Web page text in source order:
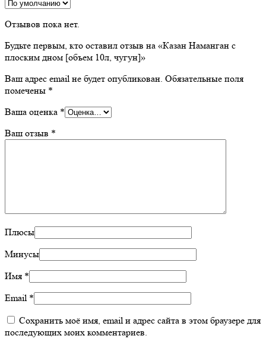
Отзывов пока нет.
Будьте первым, кто оставил отзыв на «Казан Наманган с
плоским дном [объем 10л, чугун]»
Ваш адрес email не будет опубликован. Обязательные поля
помечены *
Ваша оценка *
Ваш отзыв *
Плюсы
Минусы
Имя *
Email *
Сохранить моё имя, email и адрес сайта в этом браузере для
последующих моих комментариев.